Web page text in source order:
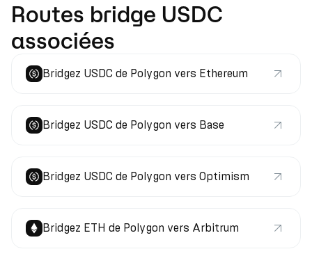
Routes bridge USDC
associées
Bridgez USDC de Polygon vers Ethereum
Bridgez USDC de Polygon vers Base
Bridgez USDC de Polygon vers Optimism
Bridgez ETH de Polygon vers Arbitrum